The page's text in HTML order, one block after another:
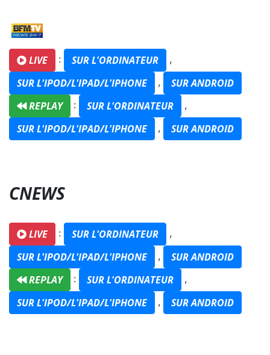
LIVE : SUR L'ORDINATEUR ,
SUR L'IPOD/L'IPAD/L'IPHONE ,
SUR ANDROID
REPLAY
: SUR L'ORDINATEUR ,
SUR L'IPOD/L'IPAD/L'IPHONE , SUR ANDROID
CNEWS
LIVE : SUR L'ORDINATEUR ,
SUR L'IPOD/L'IPAD/L'IPHONE ,
SUR ANDROID
REPLAY
: SUR L'ORDINATEUR ,
SUR L'IPOD/L'IPAD/L'IPHONE , SUR ANDROID